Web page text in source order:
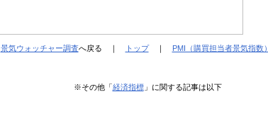
景気ウォッチャー調査へ戻る ｜ トップ｜ PMI（購買担当者景気指数）
※その他「経済指標」に関する記事は以下